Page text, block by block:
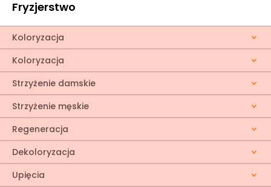
Fryzjerstwo
Koloryzacja
Koloryzacja
Strzyżenie damskie
Strzyżenie męskie
Regeneracja
Dekoloryzacja
Upięcia